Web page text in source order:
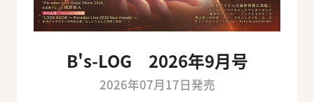
B's-LOG 2026年9月号
2026年07月17日発売